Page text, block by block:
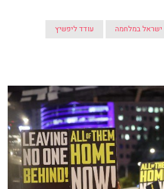
ישראל במלחמה
עודד ליפשיץ